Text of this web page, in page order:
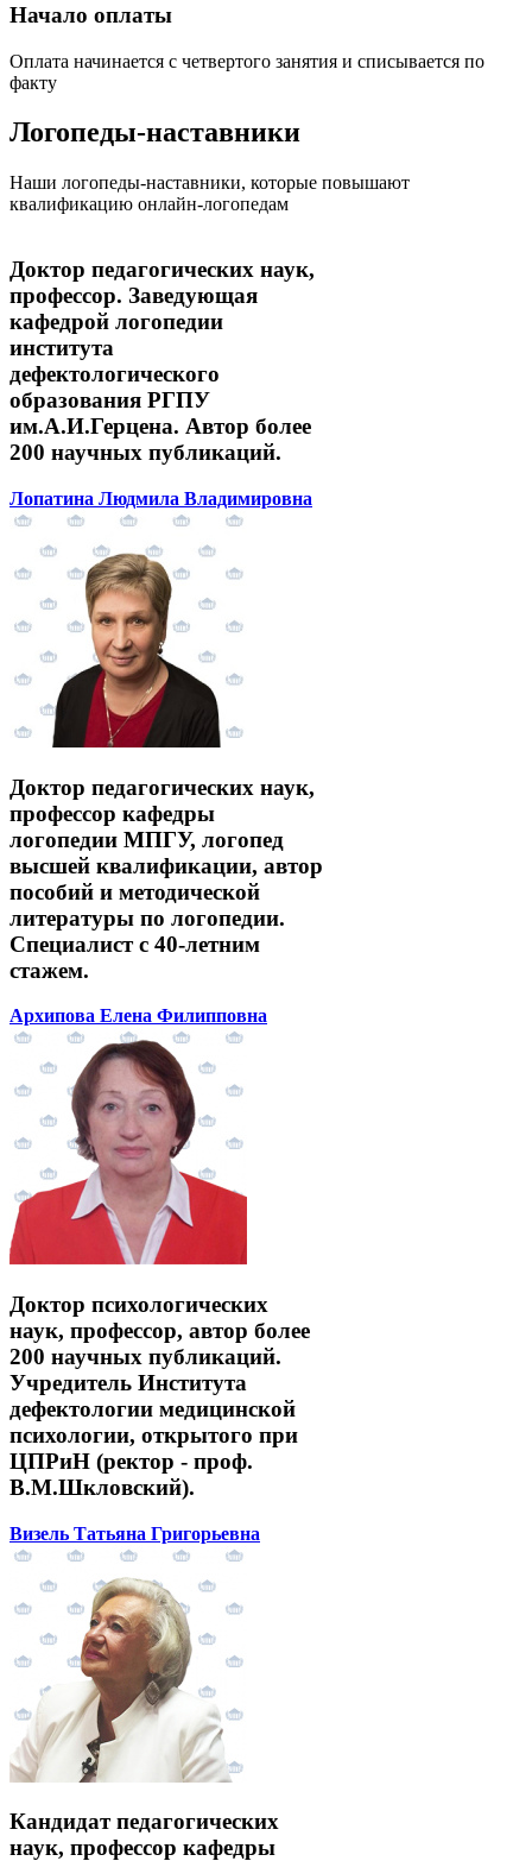
Начало оплаты
Оплата начинается с четвертого занятия и списывается по
факту
Логопеды-наставники
Наши логопеды-наставники, которые повышают
квалификацию онлайн-логопедам
Доктор педагогических наук,
профессор. Заведующая
кафедрой логопедии
института
дефектологического
образования РГПУ
им.А.И.Герцена. Автор более
200 научных публикаций.
Лопатина Людмила Владимировна
Доктор педагогических наук,
профессор кафедры
логопедии МПГУ, логопед
высшей квалификации, автор
пособий и методической
литературы по логопедии.
Специалист с 40-летним
стажем.
Архипова Елена Филипповна
Доктор психологических
наук, профессор, автор более
200 научных публикаций.
Учредитель Института
дефектологии медицинской
психологии, открытого при
ЦПРиН (ректор - проф.
В.М.Шкловский).
Визель Татьяна Григорьевна
Кандидат педагогических
наук, профессор кафедры